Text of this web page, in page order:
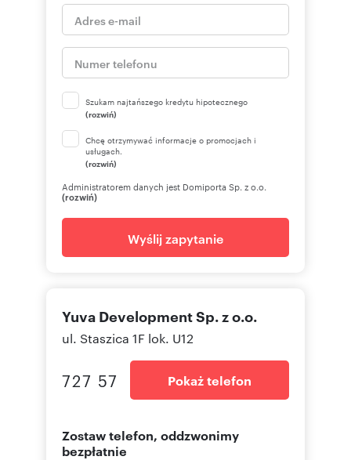
Szukam najtańszego kredytu hipotecznego
(rozwiń)
Chcę otrzymywać informacje o promocjach i
usługach.
(rozwiń)
Administratorem danych jest Domiporta Sp. z o.o.
(rozwiń)
Wyślij zapytanie
Yuva Development Sp. z o.o.
ul. Staszica 1F lok. U12
727 57 Pokaż telefon
Zostaw telefon, oddzwonimy
bezpłatnie